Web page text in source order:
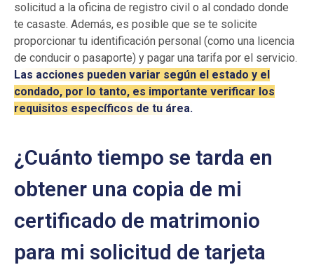
solicitud a la oficina de registro civil o al condado donde
te casaste. Además, es posible que se te solicite
proporcionar tu identificación personal (como una licencia
de conducir o pasaporte) y pagar una tarifa por el servicio.
Las acciones pueden variar según el estado y el
condado, por lo tanto, es importante verificar los
requisitos específicos de tu área.
¿Cuánto tiempo se tarda en
obtener una copia de mi
certificado de matrimonio
para mi solicitud de tarjeta